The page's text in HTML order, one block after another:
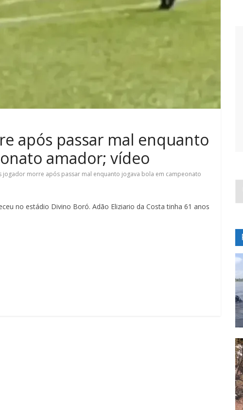
após passar mal enquanto
amador; vídeo
jogador morre após passar mal enquanto jogava bola em campeonato
no estádio Divino Boró. Adão Eliziario da Costa tinha 61 anos